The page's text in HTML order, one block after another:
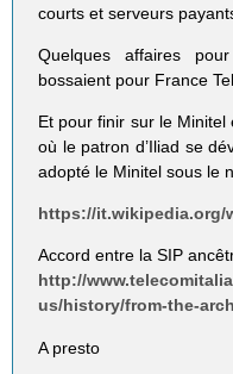
courts et serveurs
Quelques affaires
bossaient pour France
Et pour finir sur le Minitel
où le patron d’Iliad se
adopté le Minitel sous le
https://it.wikipedia.org/
Accord entre la SIP
http://
us/history/from-the-
A presto